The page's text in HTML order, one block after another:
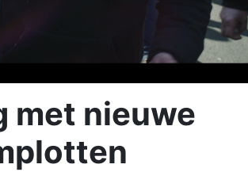
met nieuwe